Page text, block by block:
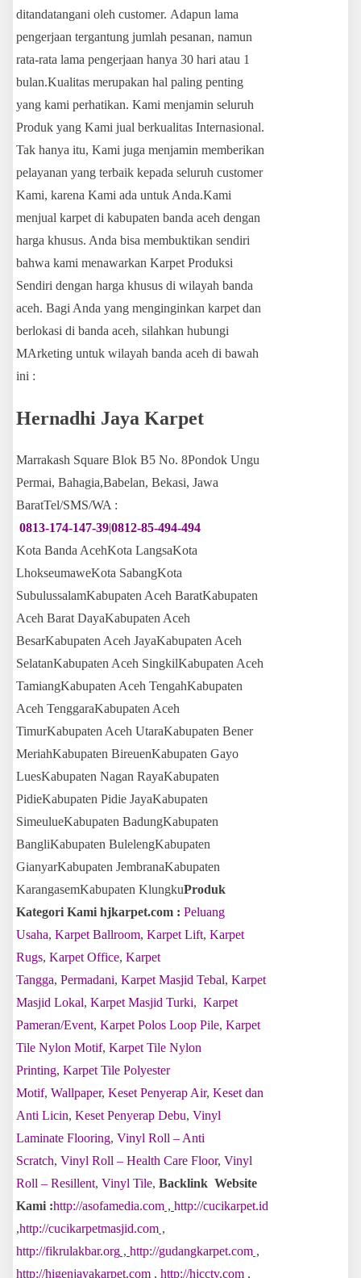
ditandatangani oleh customer. Adapun lama
pengerjaan tergantung jumlah pesanan, namun
rata-rata lama pengerjaan hanya 30 hari atau 1
bulan.Kualitas merupakan hal paling penting
yang kami perhatikan. Kami menjamin seluruh
Produk yang Kami jual berkualitas Internasional.
Tak hanya itu, Kami juga menjamin memberikan
pelayanan yang terbaik kepada seluruh customer
Kami, karena Kami ada untuk Anda.Kami
menjual karpet di kabupaten banda aceh dengan
harga khusus. Anda bisa membuktikan sendiri
bahwa kami menawarkan Karpet Produksi
Sendiri dengan harga khusus di wilayah banda
aceh. Bagi Anda yang menginginkan karpet dan
berlokasi di banda aceh, silahkan hubungi
MArketing untuk wilayah banda aceh di bawah
ini :
Hernadhi Jaya Karpet
Marrakash Square Blok B5 No. 8Pondok Ungu
Permai, Bahagia,Babelan, Bekasi, Jawa
BaratTel/SMS/WA :
0813-174-147-39|0812-85-494-494
Kota Banda AcehKota LangsaKota
LhokseumaweKota SabangKota
SubulussalamKabupaten Aceh BaratKabupaten
Aceh Barat DayaKabupaten Aceh
BesarKabupaten Aceh JayaKabupaten Aceh
SelatanKabupaten Aceh SingkilKabupaten Aceh
TamiangKabupaten Aceh TengahKabupaten
Aceh TenggaraKabupaten Aceh
TimurKabupaten Aceh UtaraKabupaten Bener
MeriahKabupaten BireuenKabupaten Gayo
LuesKabupaten Nagan RayaKabupaten
PidieKabupaten Pidie JayaKabupaten
SimeulueKabupaten BadungKabupaten
BangliKabupaten BulelengKabupaten
GianyarKabupaten JembranaKabupaten
KarangasemKabupaten KlungkuProduk
Kategori Kami hjkarpet.com : Peluang
Usaha, Karpet Ballroom, Karpet Lift, Karpet
Rugs, Karpet Office, Karpet
Tangga, Permadani, Karpet Masjid Tebal, Karpet
Masjid Lokal, Karpet Masjid Turki, Karpet
Pameran/Event, Karpet Polos Loop Pile, Karpet
Tile Nylon Motif, Karpet Tile Nylon
Printing, Karpet Tile Polyester
Motif, Wallpaper, Keset Penyerap Air, Keset dan
Anti Licin, Keset Penyerap Debu, Vinyl
Laminate Flooring, Vinyl Roll – Anti
Scratch, Vinyl Roll – Health Care Floor, Vinyl
Roll – Resillent, Vinyl Tile, Backlink Website
Kami :http://asofamedia.com , http://cucikarpet.id
,http://cucikarpetmasjid.com ,
http://fikrulakbar.org , http://gudangkarpet.com ,
http://higenjayakarpet.com , http://hjcctv.com ,